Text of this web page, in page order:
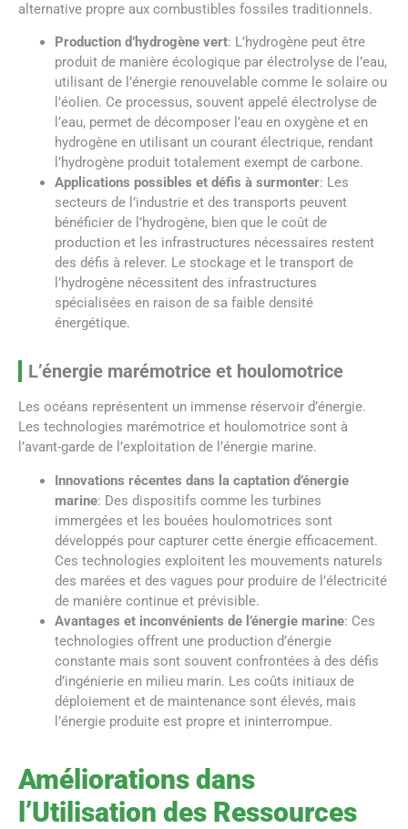
alternative propre aux combustibles fossiles traditionnels.
Production d’hydrogène vert: L’hydrogène peut être
produit de manière écologique par électrolyse de l’eau,
utilisant de l’énergie renouvelable comme le solaire ou
l’éolien. Ce processus, souvent appelé électrolyse de
l’eau, permet de décomposer l’eau en oxygène et en
hydrogène en utilisant un courant électrique, rendant
l’hydrogène produit totalement exempt de carbone.
Applications possibles et défis à surmonter: Les
secteurs de l’industrie et des transports peuvent
bénéficier de l’hydrogène, bien que le coût de
production et les infrastructures nécessaires restent
des défis à relever. Le stockage et le transport de
l’hydrogène nécessitent des infrastructures
spécialisées en raison de sa faible densité
énergétique.
L’énergie marémotrice et houlomotrice
Les océans représentent un immense réservoir d’énergie.
Les technologies marémotrice et houlomotrice sont à
l’avant-garde de l’exploitation de l’énergie marine.
Innovations récentes dans la captation d’énergie
marine: Des dispositifs comme les turbines
immergées et les bouées houlomotrices sont
développés pour capturer cette énergie efficacement.
Ces technologies exploitent les mouvements naturels
des marées et des vagues pour produire de l’électricité
de manière continue et prévisible.
Avantages et inconvénients de l’énergie marine: Ces
technologies offrent une production d’énergie
constante mais sont souvent confrontées à des défis
d’ingénierie en milieu marin. Les coûts initiaux de
déploiement et de maintenance sont élevés, mais
l’énergie produite est propre et ininterrompue.
Améliorations dans
l’Utilisation des Ressources